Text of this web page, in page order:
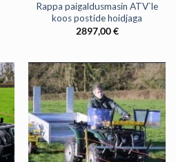
Rappa paigaldusmasin ATV`le
koos postide hoidjaga
2897,00€